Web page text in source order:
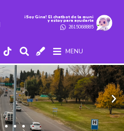
iSoy Gina! El chatbot de la muni
y estoy para ayudarte
2615068885
MENU